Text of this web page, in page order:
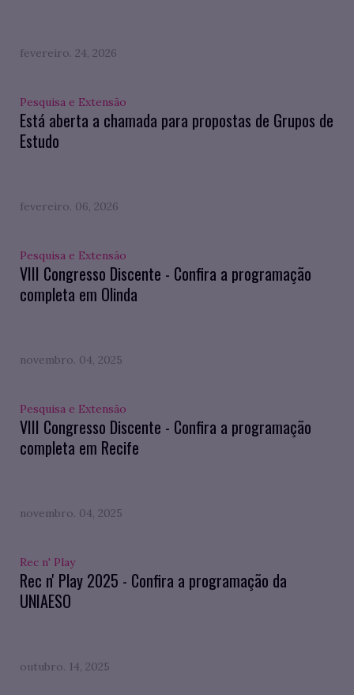
fevereiro. 24, 2026
Pesquisa e Extensão
Está aberta a chamada para propostas de Grupos de
Estudo
fevereiro. 06, 2026
Pesquisa e Extensão
VIII Congresso Discente - Confira a programação
completa em Olinda
novembro. 04, 2025
Pesquisa e Extensão
VIII Congresso Discente - Confira a programação
completa em Recife
novembro. 04, 2025
Rec n' Play
Rec n' Play 2025 - Confira a programação da
UNIAESO
outubro. 14, 2025